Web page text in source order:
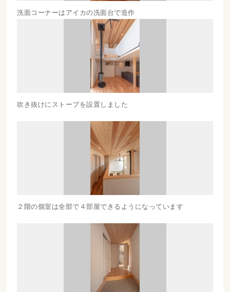
洗面コーナーはアイカの洗面台で造作
吹き抜けにストーブを設置しました
２階の個室は全部で４部屋できるようになっています